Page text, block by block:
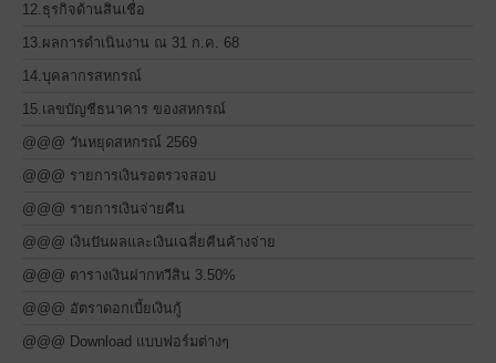
12.ธุรกิจด้านสินเชื่อ
13.ผลการดำเนินงาน ณ 31 ก.ค. 68
14.บุคลากรสหกรณ์
15.เลขบัญชีธนาคาร ของสหกรณ์
@@@ วันหยุดสหกรณ์ 2569
@@@ รายการเงินรอตรวจสอบ
@@@ รายการเงินจ่ายคืน
@@@ เงินปันผลและเงินเฉลี่ยคืนค้างจ่าย
@@@ ตารางเงินฝากทวีสิน 3.50%
@@@ อัตราดอกเบี้ยเงินกู้
@@@ Download แบบฟอร์มต่างๆ